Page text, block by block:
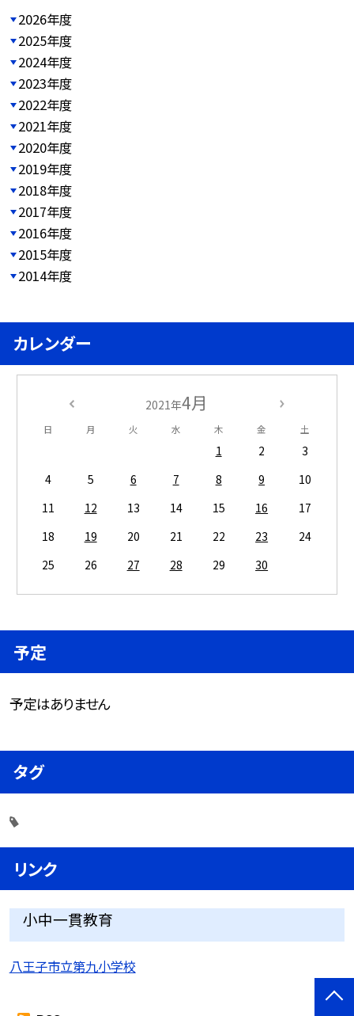
2026年度
2025年度
2024年度
2023年度
2022年度
2021年度
2020年度
2019年度
2018年度
2017年度
2016年度
2015年度
2014年度
カレンダー
2021年4月
日 月 火 水 木 金 土
1 2
3
4
5 6 7 8 9
10
11
12 13 14 15 16
17
18
19 20 21 22 23
24
25
26 27 28 29 30
予定
予定はありません
タグ
リンク
小中一貫教育
八王子市立第九小学校